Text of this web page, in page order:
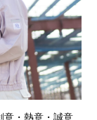
意・熱意・誠意